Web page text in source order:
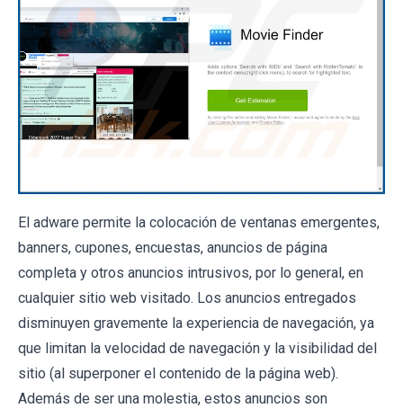
El adware permite la colocación de ventanas emergentes,
banners, cupones, encuestas, anuncios de página
completa y otros anuncios intrusivos, por lo general, en
cualquier sitio web visitado. Los anuncios entregados
disminuyen gravemente la experiencia de navegación, ya
que limitan la velocidad de navegación y la visibilidad del
sitio (al superponer el contenido de la página web).
Además de ser una molestia, estos anuncios son